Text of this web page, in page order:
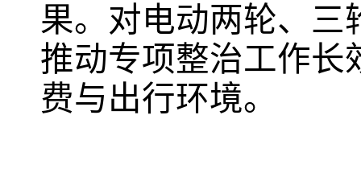
果。对电动两轮、三
推动专项整治工作长
费与出行环境。